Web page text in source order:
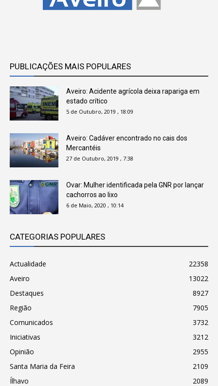
PUBLICAÇÕES MAIS POPULARES
Aveiro: Acidente agrícola deixa rapariga em
estado crítico
5 de Outubro, 2019 , 18:09
Aveiro: Cadáver encontrado no cais dos
Mercantéis
27 de Outubro, 2019 , 7:38
Ovar: Mulher identificada pela GNR por lançar
cachorros ao lixo
6 de Maio, 2020 , 10:14
CATEGORIAS POPULARES
Actualidade
22358
Aveiro
13022
Destaques
8927
Região
7905
Comunicados
3732
Iniciativas
3212
Opinião
2955
Santa Maria da Feira
2109
Ílhavo
2089